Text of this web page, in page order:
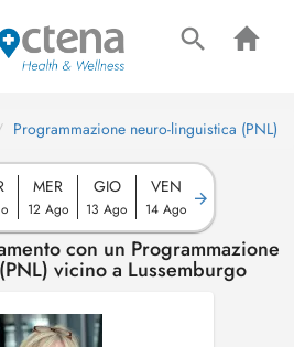
Programmazione neuro-linguistica (PNL)
MER
12 Ago
GIO
13 Ago
VEN
14 Ago
con un Programmazione
vicino a Lussemburgo